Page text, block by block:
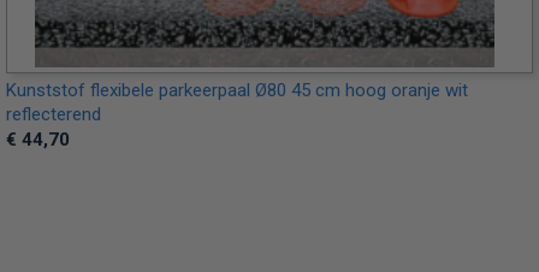
Kunststof flexibele parkeerpaal Ø80 45 cm hoog oranje wit
reflecterend
€ 44,70